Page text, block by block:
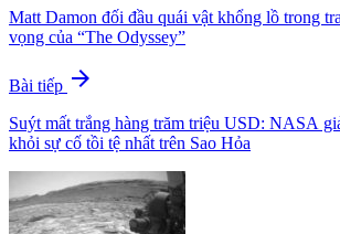
Matt Damon đối đầu quái vật khổng lồ trong
vọng của “The Odyssey”
Bài tiếp arrow_forward
Suýt mất trắng hàng trăm triệu USD: NASA
khỏi sự cố tồi tệ nhất trên Sao Hỏa